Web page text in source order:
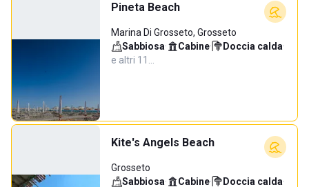
Pineta Beach
Marina Di Grosseto, Grosseto
Sabbiosa· Cabine· Doccia calda·
e altri 11…
Kite's Angels Beach
Grosseto
Sabbiosa· Cabine· Doccia calda·